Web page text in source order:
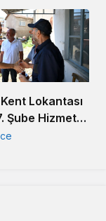
Lokantası
Şube Hizmete